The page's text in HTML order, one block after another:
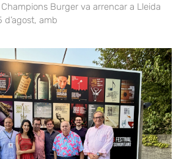
Burger va arrencar a Lleida
amb